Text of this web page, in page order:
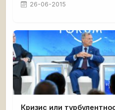
26-06-2015
Кризис или